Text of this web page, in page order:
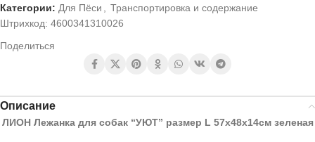
Категории: Для Пёси
Транспортировка и содержание
Штрихкод: 4600341310026
Поделиться
Описание
ЛИОН Лежанка для собак “УЮТ” размер L 57x48x14см зеленая